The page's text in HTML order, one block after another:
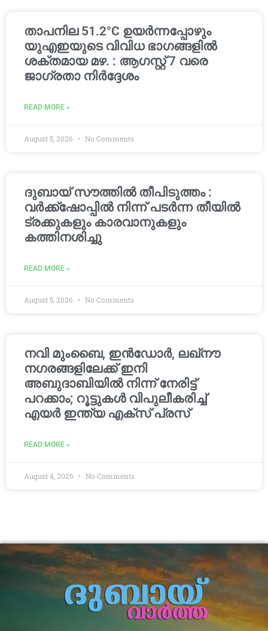
താപനില 51.2°C ഉയർന്നപ്പോഴും
യുഎഇയുടെ വിവിധ ഭാഗങ്ങളിൽ
ശക്തമായ മഴ. : ആഗസ്റ്റ് 7 വരെ
ജാഗ്രതാ നിർദ്ദേശം
READ MORE »
August 5, 2026 No Comments
ദുബായ് സൗത്തിൽ തീപിടുത്തം :
വർക്ക്‌ഷോപ്പിൽ നിന്ന് പടർന്ന തീയിൽ
ട്രക്കുകളും കാരവാനുകളും
കത്തിനശിച്ചു
READ MORE »
August 5, 2026 No Comments
നവി മുംബൈ, ഇൻഡോർ, ലഖ്നൗ
നഗരങ്ങളിലേക്ക് ഇനി
അബുദാബിയിൽ നിന്ന് നേരിട്ട്
പറക്കാം; റൂട്ടുകൾ വിപുലീകരിച്ച്
എയർ ഇന്ത്യ എക്സ് പ്രസ്
READ MORE »
August 4, 2026 No Comments